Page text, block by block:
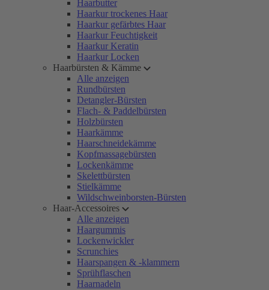
Haarbutter
Haarkur trockenes Haar
Haarkur gefärbtes Haar
Haarkur Feuchtigkeit
Haarkur Keratin
Haarkur Locken
Haarbürsten & Kämme
Alle anzeigen
Rundbürsten
Detangler-Bürsten
Flach- & Paddelbürsten
Holzbürsten
Haarkämme
Haarschneidekämme
Kopfmassagebürsten
Lockenkämme
Skelettbürsten
Stielkämme
Wildschweinborsten-Bürsten
Haar-Accessoires
Alle anzeigen
Haargummis
Lockenwickler
Scrunchies
Haarspangen & -klammern
Sprühflaschen
Haarnadeln